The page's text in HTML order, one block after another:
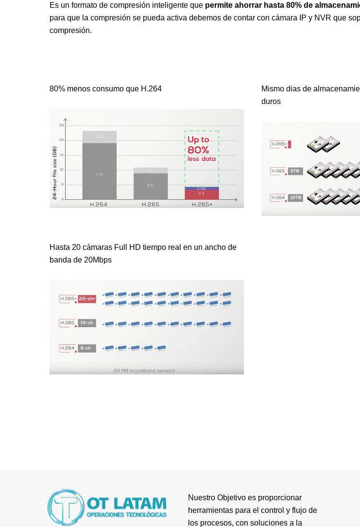
Es un formato de compresión inteligente que permite ahorrar hasta 80% de
para que la compresión se pueda activa debemos de contar con cámara IP y NVR que
compresión.
80% menos consumo que H.264
Mismo dias de
duros
Hasta 20 cámaras Full HD tiempo real en un ancho de
banda de 20Mbps
Nuestro Objetivo es proporcionar
herramientas para el control y flujo de
los procesos, con soluciones a la